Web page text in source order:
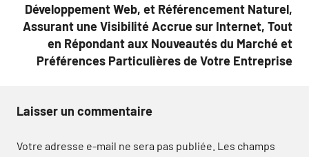
Développement Web, et Référencement Naturel,
Assurant une Visibilité Accrue sur Internet, Tout
en Répondant aux Nouveautés du Marché et
Préférences Particulières de Votre Entreprise
Laisser un commentaire
Votre adresse e-mail ne sera pas publiée. Les champs